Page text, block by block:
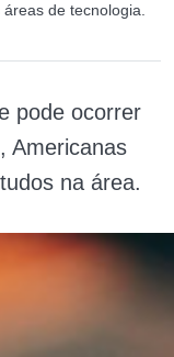
de tecnologia.
pode ocorrer
Americanas
na área.